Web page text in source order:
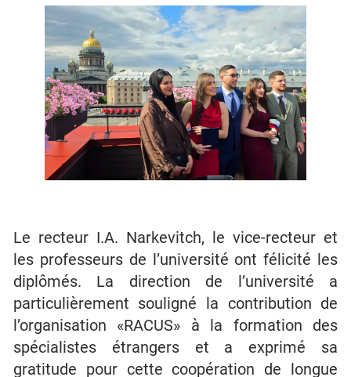
Le recteur I.A. Narkevitch, le vice-recteur et
les professeurs de l’université ont félicité les
diplômés. La direction de l’université a
particulièrement souligné la contribution de
l’organisation «RACUS» à la formation des
spécialistes étrangers et a exprimé sa
gratitude pour cette coopération de longue